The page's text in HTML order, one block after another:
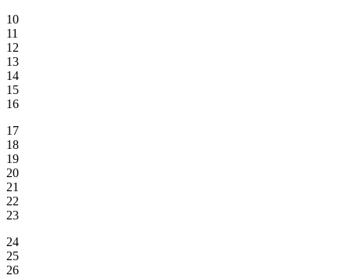
10
11
12
13
14
15
16
17
18
19
20
21
22
23
24
25
26